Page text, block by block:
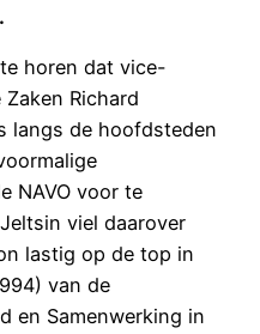
horen dat vice-
Richard
langs de hoofdsteden
NAVO voor te
viel daarover
lastig op de top in
van de
en Samenwerking in